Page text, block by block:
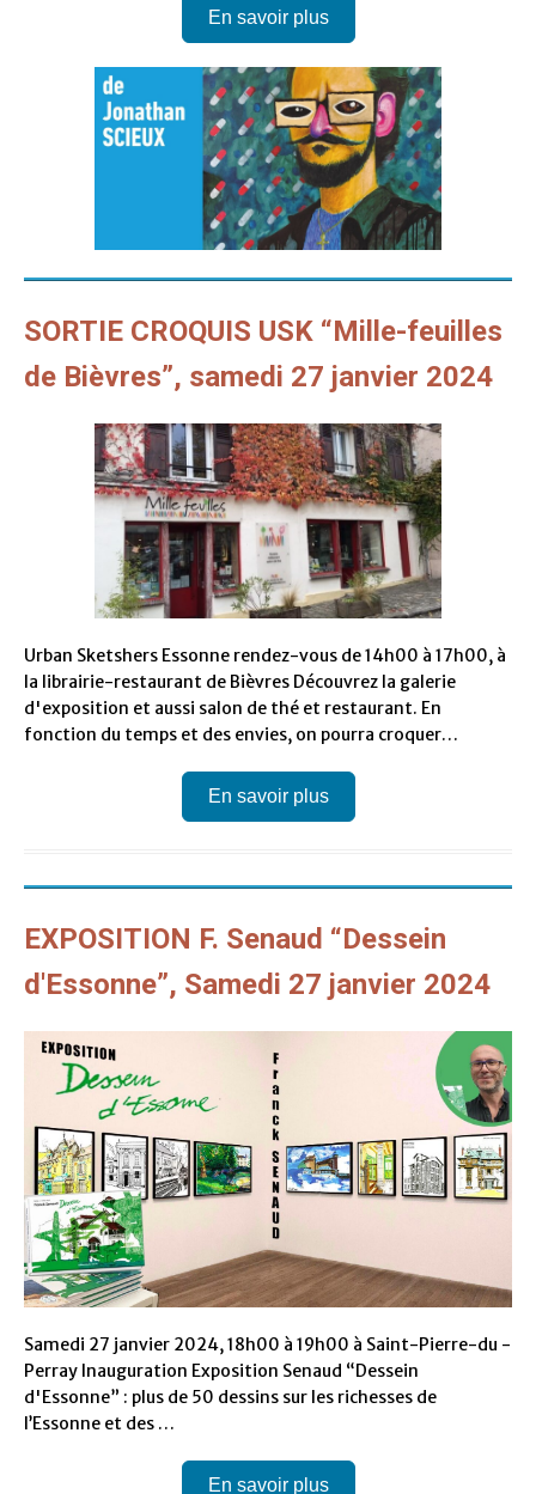
En savoir plus
SORTIE CROQUIS USK “Mille-feuilles
de Bièvres”, samedi 27 janvier 2024
Urban Sketshers Essonne rendez-vous de 14h00 à 17h00, à
la librairie-restaurant de Bièvres Découvrez la galerie
d'exposition et aussi salon de thé et restaurant. En
fonction du temps et des envies, on pourra croquer…
En savoir plus
EXPOSITION F. Senaud “Dessein
d'Essonne”, Samedi 27 janvier 2024
Samedi 27 janvier 2024, 18h00 à 19h00 à Saint-Pierre-du -
Perray Inauguration Exposition Senaud “Dessein
d'Essonne” : plus de 50 dessins sur les richesses de
l’Essonne et des …
En savoir plus